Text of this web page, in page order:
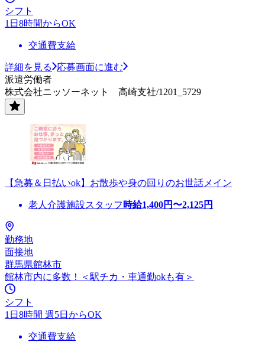
シフト
1日8時間からOK
交通費支給
詳細を見る
応募画面に進む
派遣労働者
株式会社ニッソーネット 高崎支社/1201_5729
【急募＆日払いok】お散歩や身の回りのお世話メイン
老人介護施設スタッフ 時給1,400円〜2,125円
勤務地
面接地
群馬県館林市
館林市内に多数！＜駅チカ・車通勤okも有＞
シフト
1日8時間 週5日からOK
交通費支給